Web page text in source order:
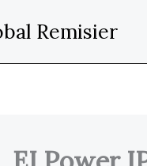
Remisier